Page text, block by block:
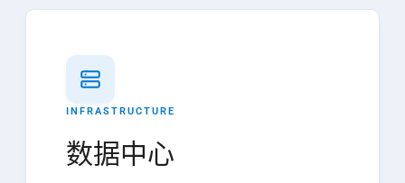
INFRASTRUCTURE
数据中心